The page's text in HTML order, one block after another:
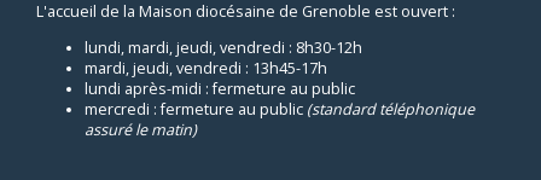
L'accueil de la Maison diocésaine de Grenoble est ouvert :
lundi, mardi, jeudi, vendredi : 8h30-12h
mardi, jeudi, vendredi : 13h45-17h
lundi après-midi : fermeture au public
mercredi : fermeture au public (standard téléphonique
assuré le matin)